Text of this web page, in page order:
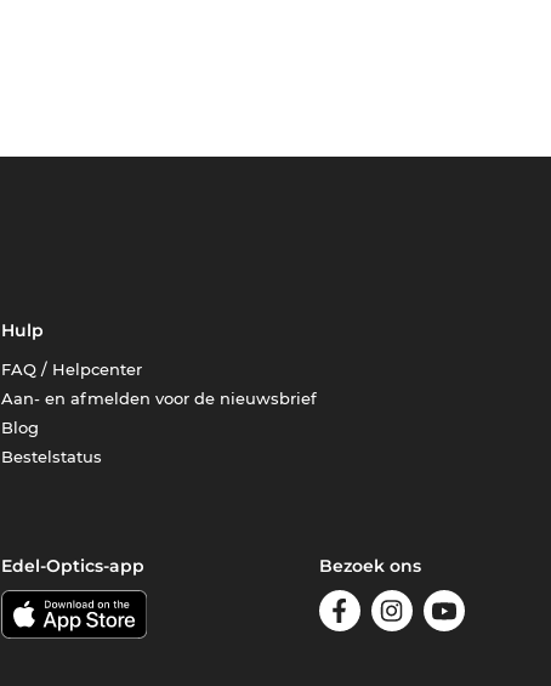
Hulp
FAQ / Helpcenter
Aan- en afmelden voor de nieuwsbrief
Blog
Bestelstatus
Edel-Optics-app Bezoek ons